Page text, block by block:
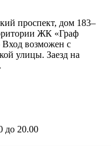
проспект, дом 183–
ЖК «Граф
возможен с
улицы. Заезд на
до 20.00